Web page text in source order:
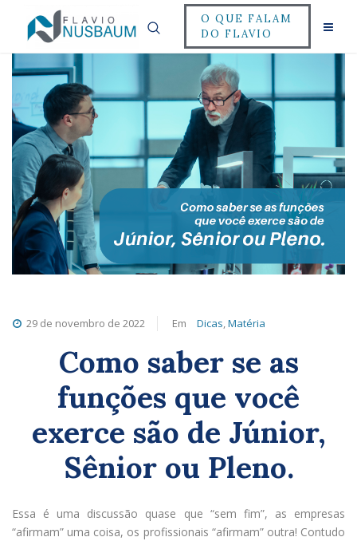
O QUE FALAM
DO FLAVIO
29 de novembro de 2022 Em Dicas,Matéria
Como saber se as
funções que você
exerce são de Júnior,
Sênior ou Pleno.
Essa é uma discussão quase que “sem fim”, as empresas
“afirmam” uma coisa, os profissionais “afirmam” outra! Contudo